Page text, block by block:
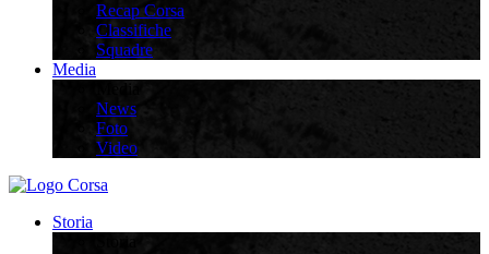
Recap Corsa
Classifiche
Squadre
Media
News
Foto
Video
Storia